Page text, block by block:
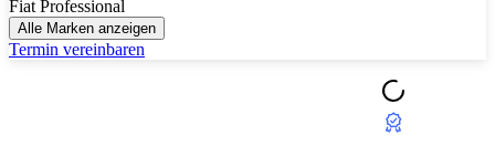
Fiat Professional
Alle Marken anzeigen
Termin vereinbaren